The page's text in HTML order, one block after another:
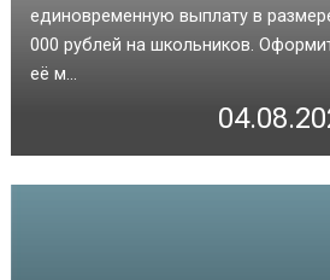
единовременную выплату в
000 рублей на школьников.
её м...